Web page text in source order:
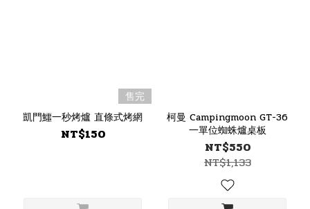
售完
凱門鱷一秒烤爐 直條式烤網
NT$150
柯曼 Campingmoon GT-36
一單位蜘蛛爐桌板
NT$550
NT$1,133